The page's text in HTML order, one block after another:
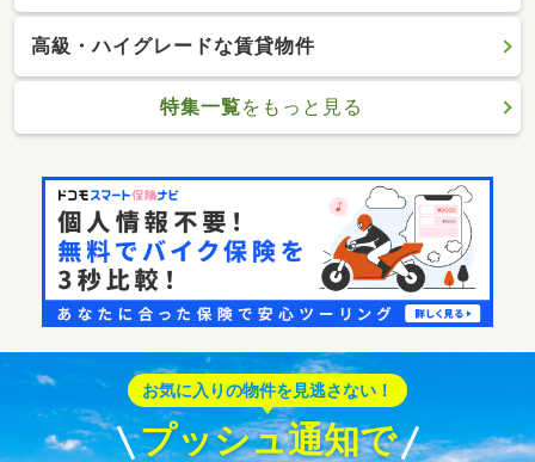
高級・ハイグレードな賃貸物件
特集一覧をもっと見る
お気に入りの物件を見逃さない！
プッシュ通知で